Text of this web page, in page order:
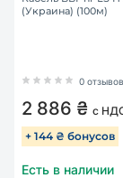
(Украина) (100м)
0 отзывов
2 886 ₴ с
+ 144 ₴ бонусов
Есть в наличии